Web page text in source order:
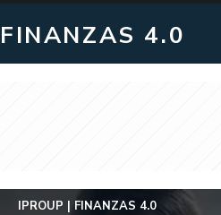
FINANZAS 4.0
IPROUP FINANZAS 4.0